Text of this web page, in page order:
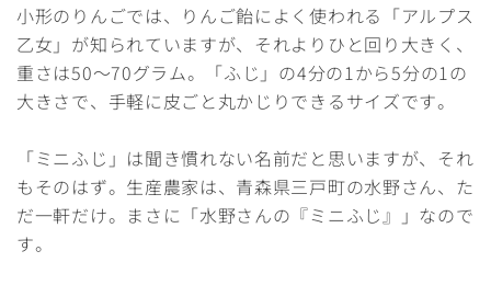
小形のりんごでは、りんご飴によく使われる「アルプス
乙女」が知られていますが、それよりひと回り大きく、
重さは50～70グラム。「ふじ」の4分の1から5分の1の
大きさで、手軽に皮ごと丸かじりできるサイズです。
「ミニふじ」は聞き慣れない名前だと思いますが、それ
もそのはず。生産農家は、青森県三戸町の水野さん、た
だ一軒だけ。まさに「水野さんの『ミニふじ』」なので
す。